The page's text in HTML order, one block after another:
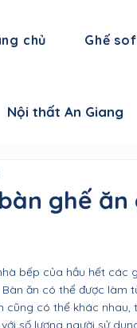
chủ Ghế
Nội thất An Giang
Nội thất Tiền
ghế
bếp của hầu hết các
ăn có thể được làm
cũng có thể khác
số lượng người sử